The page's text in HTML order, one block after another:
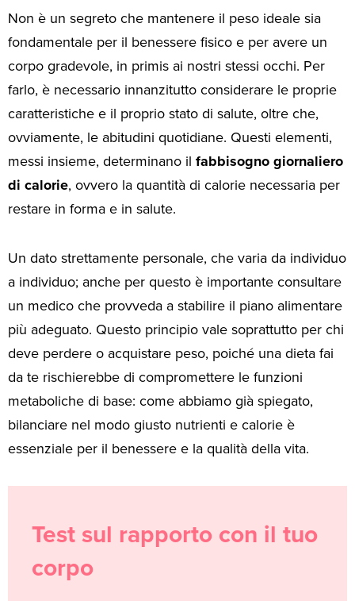
Non è un segreto che mantenere il peso ideale sia
fondamentale per il benessere fisico e per avere un
corpo gradevole, in primis ai nostri stessi occhi. Per
farlo, è necessario innanzitutto considerare le proprie
caratteristiche e il proprio stato di salute, oltre che,
ovviamente, le abitudini quotidiane. Questi elementi,
messi insieme, determinano il fabbisogno giornaliero
di calorie, ovvero la quantità di calorie necessaria per
restare in forma e in salute.
Un dato strettamente personale, che varia da individuo
a individuo; anche per questo è importante consultare
un medico che provveda a stabilire il piano alimentare
più adeguato. Questo principio vale soprattutto per chi
deve perdere o acquistare peso, poiché una dieta fai
da te rischierebbe di compromettere le funzioni
metaboliche di base: come abbiamo già spiegato,
bilanciare nel modo giusto nutrienti e calorie è
essenziale per il benessere e la qualità della vita.
Test
sul
rapporto
Test sul rapporto con il tuo
corpo